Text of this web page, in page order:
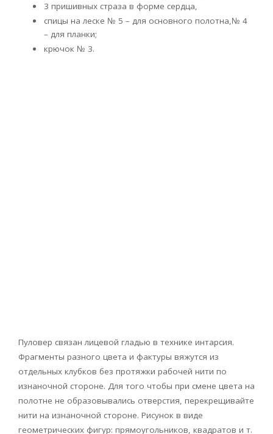
3 пришивных страза в форме сердца,
спицы на леске № 5 – для основного полотна,№ 4
– для планки;
крючок № 3.
Пуловер связан лицевой гладью в технике интарсия.
Фрагменты разного цвета и фактуры вяжутся из
отдельных клубков без протяжки рабочей нити по
изнаночной стороне. Для того чтобы при смене цвета на
полотне не образовывались отверстия, перекрещивайте
нити на изнаночной стороне. Рисунок в виде
геометрических фигур: прямоугольников, квадратов и т.